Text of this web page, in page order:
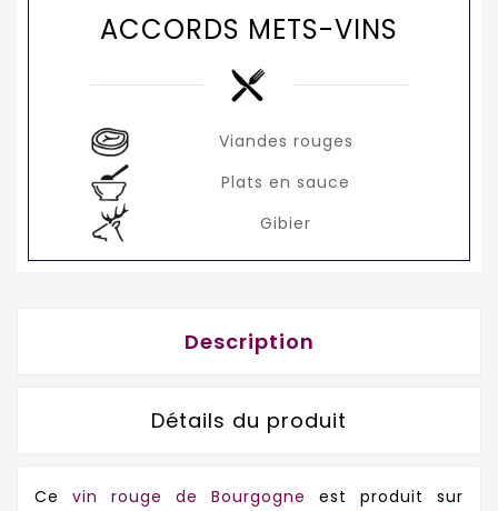
ACCORDS METS-VINS
Viandes rouges
Plats en sauce
Gibier
Description
Détails du produit
Ce vin rouge de Bourgogne est produit sur